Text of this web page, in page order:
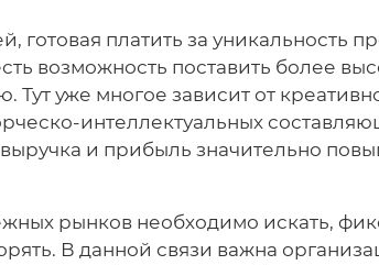
готовая платить за уникальность
возможность поставить более
уже многое зависит от
интеллектуальных
и прибыль значительно
рынков необходимо искать,
В данной связи важна